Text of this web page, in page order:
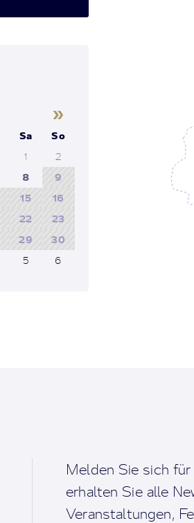
»
Sa
So
1
2
8
9
15
16
22
23
29
30
5 6
Melden Sie sich
erhalten Sie alle
Veranstaltungen,